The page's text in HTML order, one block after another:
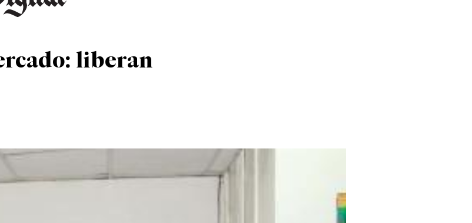
liberan